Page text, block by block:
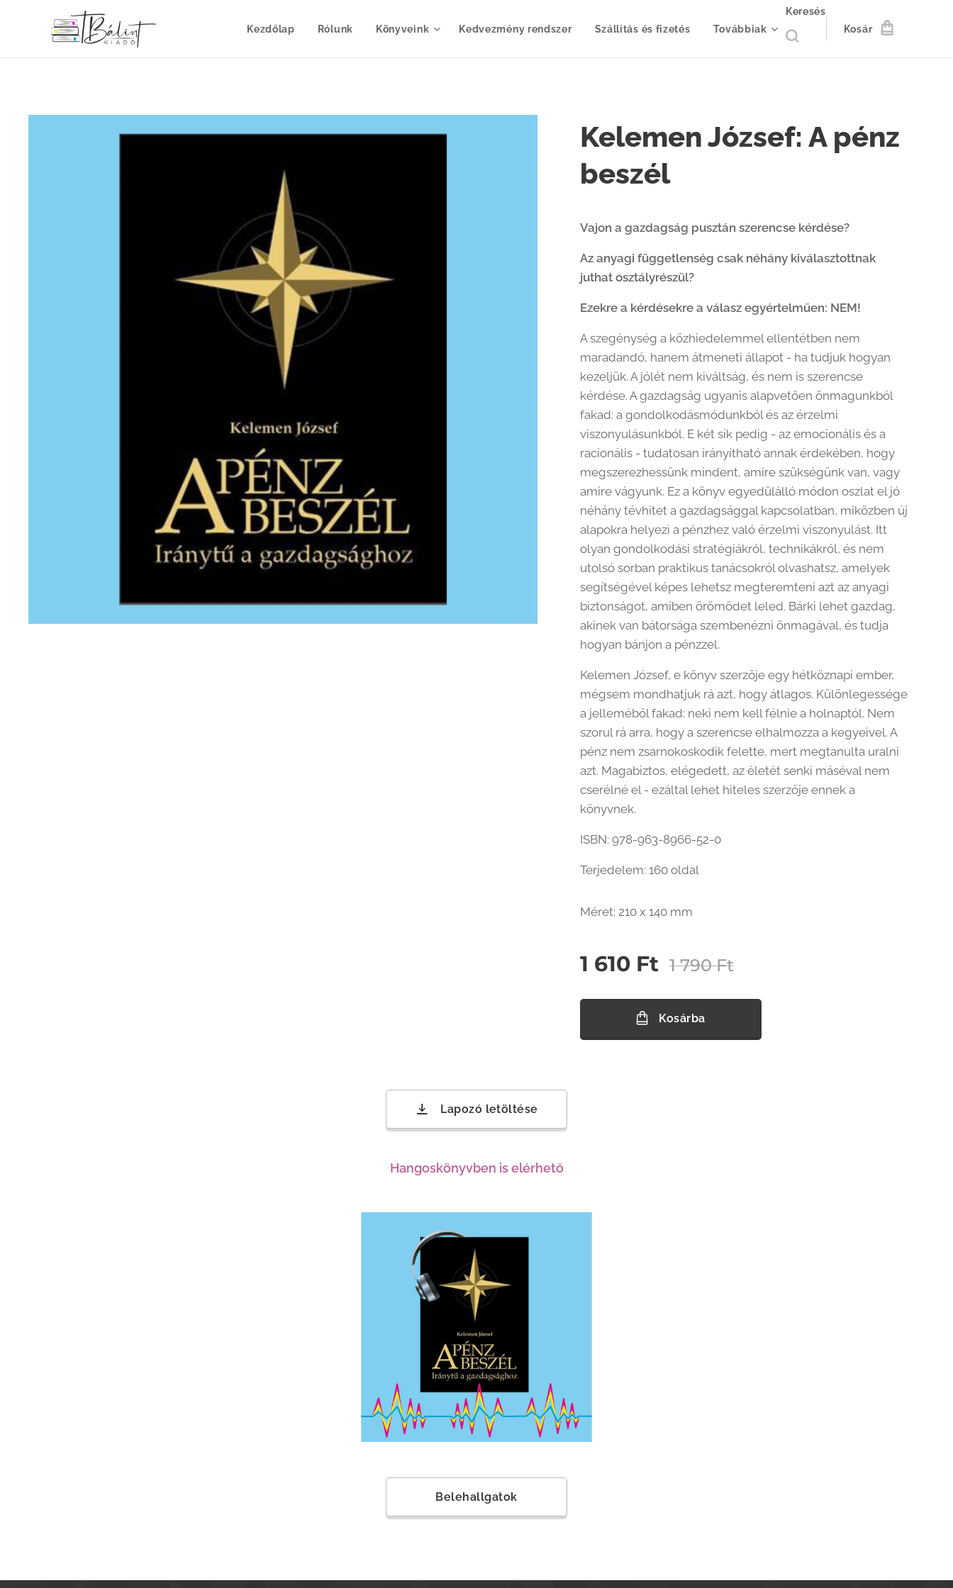
Kezdőlap Rólunk Könyveink Kedvezmény rendszer Szállítás és fizetés Továbbiak
Keresés
Kosár
Kelemen József: A pénz
beszél
Vajon a gazdagság pusztán szerencse kérdése?
Az anyagi függetlenség csak néhány kiválasztottnak
juthat osztályrészül?
Ezekre a kérdésekre a válasz egyértelműen: NEM!
A szegénység a közhiedelemmel ellentétben nem
maradandó, hanem átmeneti állapot - ha tudjuk hogyan
kezeljük. A jólét nem kiváltság, és nem is szerencse
kérdése. A gazdagság ugyanis alapvetően önmagunkból
fakad: a gondolkodásmódunkból és az érzelmi
viszonyulásunkból. E két sík pedig - az emocionális és a
racionális - tudatosan irányítható annak érdekében, hogy
megszerezhessünk mindent, amire szükségünk van, vagy
amire vágyunk. Ez a könyv egyedülálló módon oszlat el jó
néhány tévhitet a gazdagsággal kapcsolatban, miközben új
alapokra helyezi a pénzhez való érzelmi viszonyulást. Itt
olyan gondolkodási stratégiákról, technikákról, és nem
utolsó sorban praktikus tanácsokról olvashatsz, amelyek
segítségével képes lehetsz megteremteni azt az anyagi
biztonságot, amiben örömödet leled. Bárki lehet gazdag,
akinek van bátorsága szembenézni önmagával, és tudja
hogyan bánjon a pénzzel.
Kelemen József, e könyv szerzője egy hétköznapi ember,
mégsem mondhatjuk rá azt, hogy átlagos. Különlegessége
a jelleméből fakad: neki nem kell félnie a holnaptól. Nem
szorul rá arra, hogy a szerencse elhalmozza a kegyeivel. A
pénz nem zsarnokoskodik felette, mert megtanulta uralni
azt. Magabiztos, elégedett, az életét senki máséval nem
cserélné el - ezáltal lehet hiteles szerzője ennek a
könyvnek.
ISBN: 978-963-8966-52-0
Terjedelem: 160 oldal
Méret: 210 x 140 mm
1 610 Ft 1 790Ft
Kosárba
Lapozó letöltése
Hangoskönyvben is elérhető
Belehallgatok